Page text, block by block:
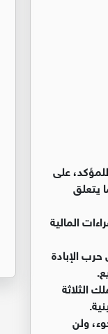
على
يتعلق
المالية
الإبادة
الثلاثة
ولن